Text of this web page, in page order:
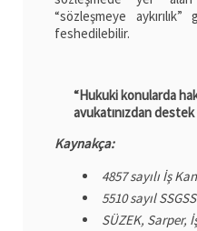
“sözleşmeye
feshedilebilir.
“Hukuki konularda
avukatınızdan destek
Kaynakça:
4857 sayılı İş
5510 sayıl
SÜZEK, Sarper,